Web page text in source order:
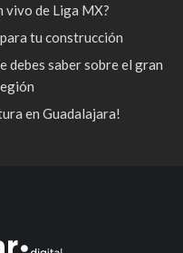
vivo de Liga MX?
tu construcción
debes saber sobre el gran
en Guadalajara!